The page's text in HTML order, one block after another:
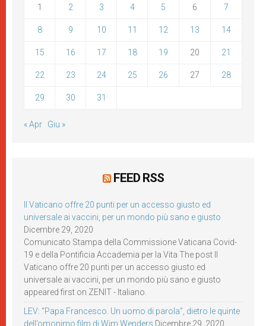
1 2 3 4 5 6 7
8 9 10 11 12 13 14
15 16 17 18 19 20 21
22 23 24 25 26 27 28
29 30 31
« Apr Giu »
FEED RSS
Il Vaticano offre 20 punti per un accesso giusto ed
universale ai vaccini, per un mondo più sano e giusto
Dicembre 29, 2020
Comunicato Stampa della Commissione Vaticana Covid-
19 e della Pontificia Accademia per la Vita The post Il
Vaticano offre 20 punti per un accesso giusto ed
universale ai vaccini, per un mondo più sano e giusto
appeared first on ZENIT - Italiano.
LEV: “Papa Francesco. Un uomo di parola”, dietro le quinte
dell’omonimo film di Wim Wenders Dicembre 29, 2020